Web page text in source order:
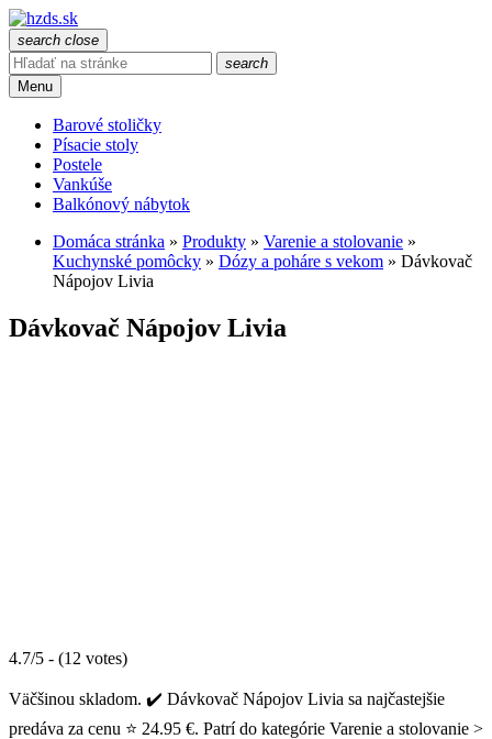
search close
search
Menu
Barové stoličky
Písacie stoly
Postele
Vankúše
Balkónový nábytok
Domáca stránka » Produkty » Varenie a stolovanie »
Kuchynské pomôcky » Dózy a poháre s vekom » Dávkovač
Nápojov Livia
Dávkovač Nápojov Livia
4.7/5 - (12 votes)
Väčšinou skladom. ✔️ Dávkovač Nápojov Livia sa najčastejšie
predáva za cenu ⭐ 24.95 €. Patrí do kategórie Varenie a stolovanie >